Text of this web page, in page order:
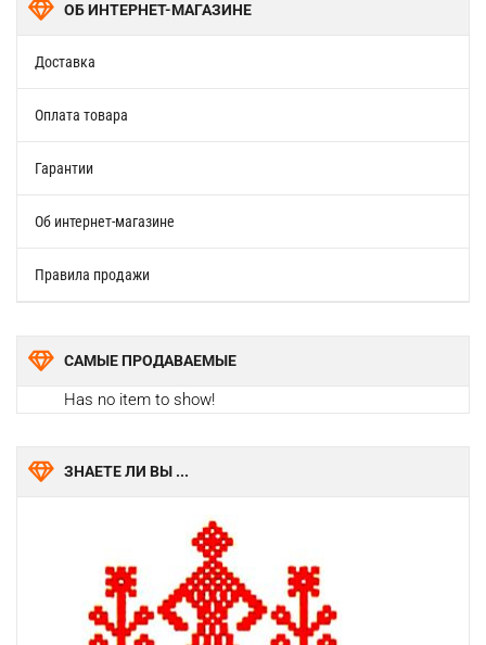
ОБ ИНТЕРНЕТ-МАГАЗИНЕ
Доставка
Оплата товара
Гарантии
Об интернет-магазине
Правила продажи
САМЫЕ ПРОДАВАЕМЫЕ
Has no item to show!
ЗНАЕТЕ ЛИ ВЫ ...